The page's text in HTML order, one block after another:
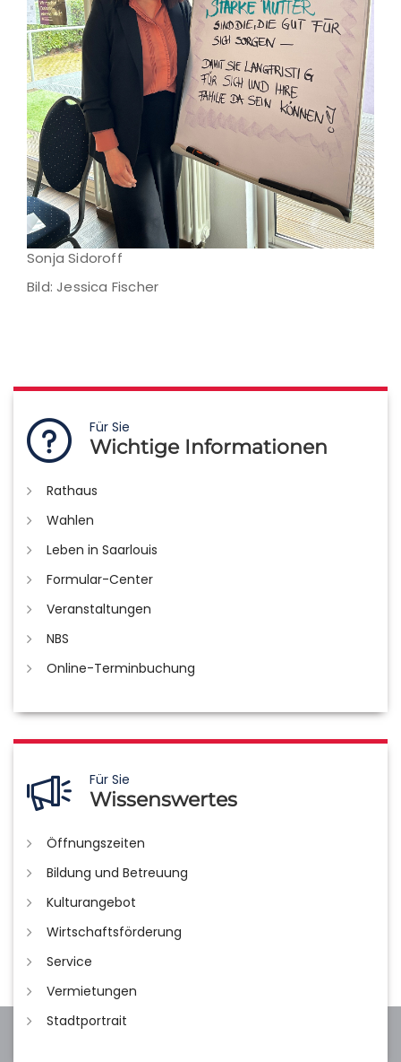
Sonja Sidoroff
Bild: Jessica Fischer
Für Sie
Wichtige Informationen
Rathaus
Wahlen
Leben in Saarlouis
Formular-Center
Veranstaltungen
NBS
Online-Terminbuchung
Für Sie
Wissenswertes
Öffnungszeiten
Bildung und Betreuung
Kulturangebot
Wirtschaftsförderung
Service
Vermietungen
Stadtportrait